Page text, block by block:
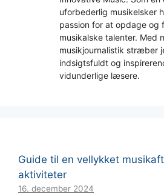
uforbederlig musikelsker
passion for at opdage og
musikalske talenter. Med
musikjournalistik stræber
indsigtsfuldt og
vidunderlige læsere.
Guide til en vellykket
aktiviteter
16. december 2024